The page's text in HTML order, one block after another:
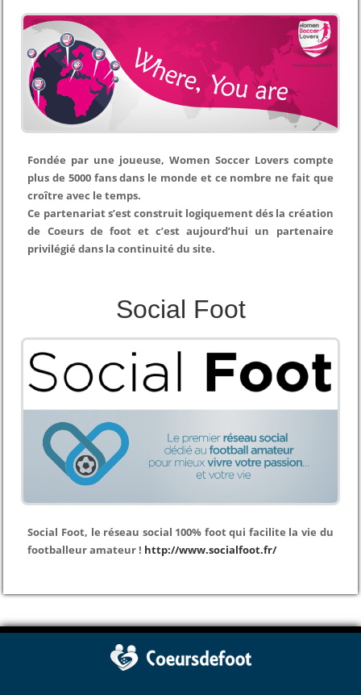
Fondée par une joueuse, Women Soccer Lovers compte
plus de 5000 fans dans le monde et ce nombre ne fait que
croître avec le temps.
Ce partenariat s’est construit logiquement dés la création
de Coeurs de foot et c’est aujourd’hui un partenaire
privilégié dans la continuité du site.
Social Foot
Social Foot, le réseau social 100% foot qui facilite la vie du
footballeur amateur ! http://www.socialfoot.fr/